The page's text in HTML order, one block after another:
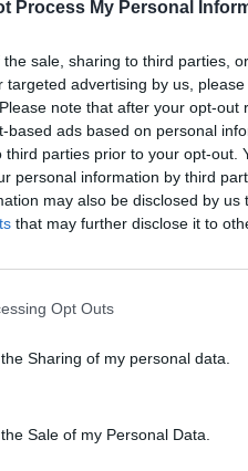
Process My Personal
sale, sharing to third parties,
targeted advertising by us,
note that after your opt-out
based ads based on personal
third parties prior to your opt-out.
personal information by third
may also be disclosed by us
that may further disclose it to
Opt Outs
Sharing of my personal data.
Sale of my Personal Data.